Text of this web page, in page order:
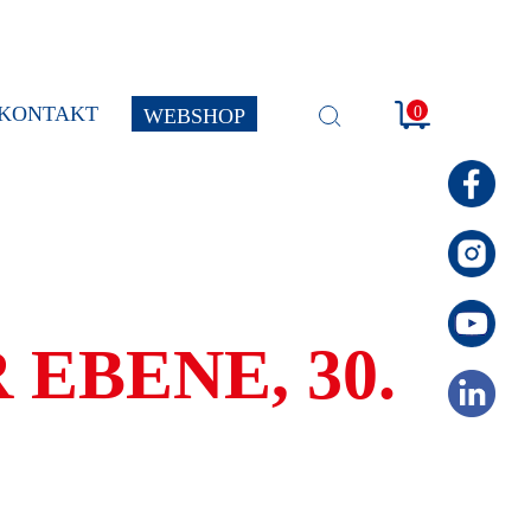
WEBSHOP
SUCHE
0
30.